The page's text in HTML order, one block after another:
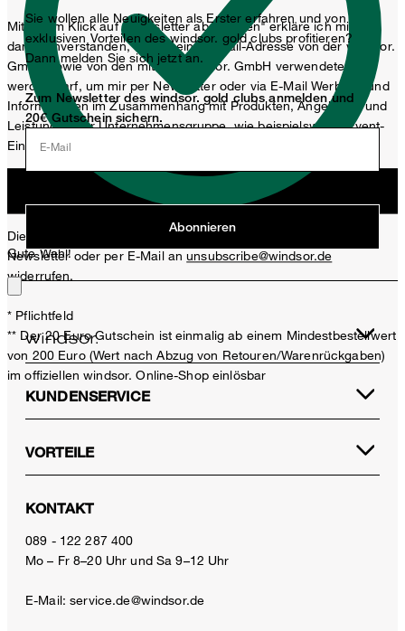
Mit einem Klick auf „Newsletter abonnieren" erkläre ich mich
damit einverstanden, dass meine E-Mail-Adresse von der windsor.
GmbH sowie von den mit der windsor. GmbH verwendeten
werden darf, um mir per Newsletter oder via E-Mail Werbung und
Informationen im Zusammenhang mit Produkten, Angeboten und
Leistungen der Unternehmensgruppe, wie beispielsweise Event-
Einladungen, Aktionen, Produkt-Promotions zuzusenden.
Diese Einwilligung kann ich jederzeit durch den Abmeldelink im
Newsletter oder per E-Mail anunsubscribe@windsor.de
widerrufen.
* Pflichtfeld
** Der 20 Euro Gutschein ist einmalig ab einem Mindestbestellwert
von 200 Euro (Wert nach Abzug von Retouren/Warenrückgaben)
im offiziellen windsor. Online-Shop einlösbar
Gute Wahl!
E-Mail
Zum Newsletter des windsor. gold clubs anmelden und
20€ Gutschein sichern.
Sie wollen alle Neuigkeiten als Erster erfahren und von
exklusiven Vorteilen des windsor. gold clubs profitieren?
Dann melden Sie sich jetzt an.
Abonnieren
KUNDENSERVICE
VORTEILE
KONTAKT
089 - 122 287 400
Mo – Fr 8–20 Uhr und Sa 9–12 Uhr
E-Mail:service.de@windsor.de